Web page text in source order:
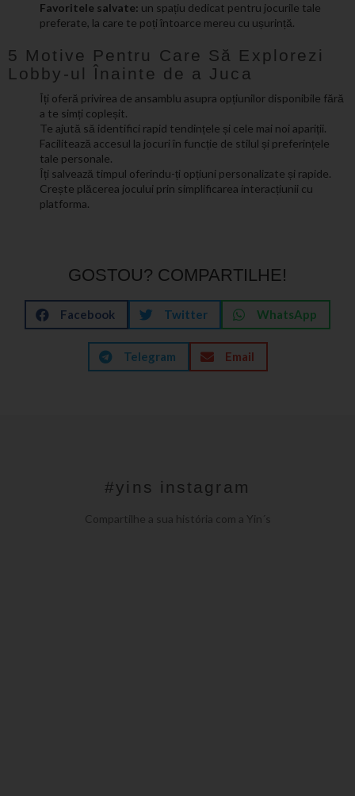
Favoritele salvate: un spațiu dedicat pentru jocurile tale
preferate, la care te poți întoarce mereu cu ușurință.
5 Motive Pentru Care Să Explorezi
Lobby-ul Înainte de a Juca
Îți oferă privirea de ansamblu asupra opțiunilor disponibile fără
a te simți copleșit.
Te ajută să identifici rapid tendințele și cele mai noi apariții.
Facilitează accesul la jocuri în funcție de stilul și preferințele
tale personale.
Îți salvează timpul oferindu-ți opțiuni personalizate și rapide.
Crește plăcerea jocului prin simplificarea interacțiunii cu
platforma.
GOSTOU? COMPARTILHE!
Facebook Twitter WhatsApp
Telegram Email
#yins instagram
Compartilhe a sua história com a Yin´s